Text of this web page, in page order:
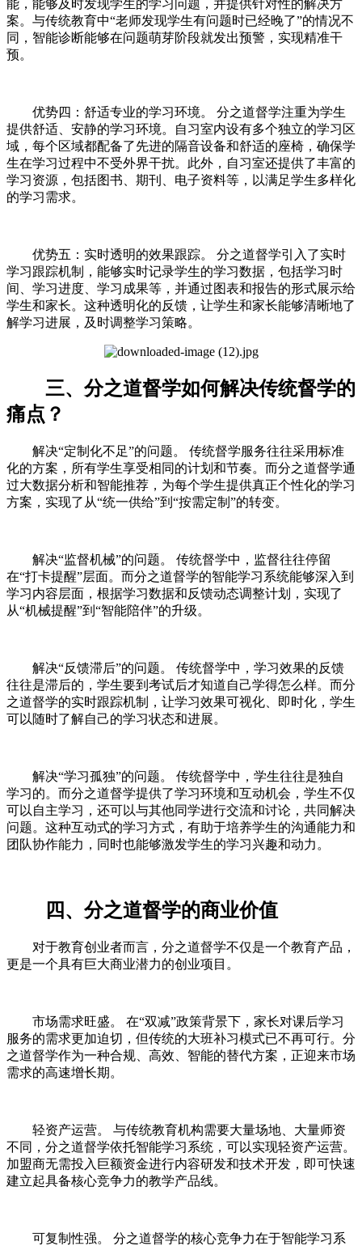
能，能够及时发现学生的学习问题，并提供针对性的解决方
案。与传统教育中“老师发现学生有问题时已经晚了”的情况不
同，智能诊断能够在问题萌芽阶段就发出预警，实现精准干
预。
优势四：舒适专业的学习环境。 分之道督学注重为学生
提供舒适、安静的学习环境。自习室内设有多个独立的学习区
域，每个区域都配备了先进的隔音设备和舒适的座椅，确保学
生在学习过程中不受外界干扰。此外，自习室还提供了丰富的
学习资源，包括图书、期刊、电子资料等，以满足学生多样化
的学习需求。
优势五：实时透明的效果跟踪。 分之道督学引入了实时
学习跟踪机制，能够实时记录学生的学习数据，包括学习时
间、学习进度、学习成果等，并通过图表和报告的形式展示给
学生和家长。这种透明化的反馈，让学生和家长能够清晰地了
解学习进展，及时调整学习策略。
三、分之道督学如何解决传统督学的
痛点？
解决“定制化不足”的问题。 传统督学服务往往采用标准
化的方案，所有学生享受相同的计划和节奏。而分之道督学通
过大数据分析和智能推荐，为每个学生提供真正个性化的学习
方案，实现了从“统一供给”到“按需定制”的转变。
解决“监督机械”的问题。 传统督学中，监督往往停留
在“打卡提醒”层面。而分之道督学的智能学习系统能够深入到
学习内容层面，根据学习数据和反馈动态调整计划，实现了
从“机械提醒”到“智能陪伴”的升级。
解决“反馈滞后”的问题。 传统督学中，学习效果的反馈
往往是滞后的，学生要到考试后才知道自己学得怎么样。而分
之道督学的实时跟踪机制，让学习效果可视化、即时化，学生
可以随时了解自己的学习状态和进展。
解决“学习孤独”的问题。 传统督学中，学生往往是独自
学习的。而分之道督学提供了学习环境和互动机会，学生不仅
可以自主学习，还可以与其他同学进行交流和讨论，共同解决
问题。这种互动式的学习方式，有助于培养学生的沟通能力和
团队协作能力，同时也能够激发学生的学习兴趣和动力。
四、分之道督学的商业价值
对于教育创业者而言，分之道督学不仅是一个教育产品，
更是一个具有巨大商业潜力的创业项目。
市场需求旺盛。 在“双减”政策背景下，家长对课后学习
服务的需求更加迫切，但传统的大班补习模式已不再可行。分
之道督学作为一种合规、高效、智能的替代方案，正迎来市场
需求的高速增长期。
轻资产运营。 与传统教育机构需要大量场地、大量师资
不同，分之道督学依托智能学习系统，可以实现轻资产运营。
加盟商无需投入巨额资金进行内容研发和技术开发，即可快速
建立起具备核心竞争力的教学产品线。
可复制性强。 分之道督学的核心竞争力在于智能学习系